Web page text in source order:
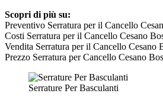
Scopri di più su:
Preventivo Serratura per il Cancello
Costi Serratura per il Cancello Cesano
Vendita Serratura per il Cancello Cesano
Prezzo Serratura per Cancello Cesano
Serrature Per Basculanti